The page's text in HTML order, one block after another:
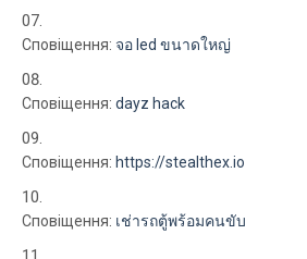
Сповіщення: จอ led ขนาดใหญ่
Сповіщення: dayz hack
Сповіщення: https://stealthex.io
Сповіщення: เช่ารถตู้พร้อมคนขับ